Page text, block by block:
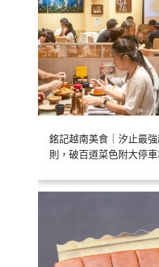
銘記越南美食｜汐止最
則，破百道菜色附大停